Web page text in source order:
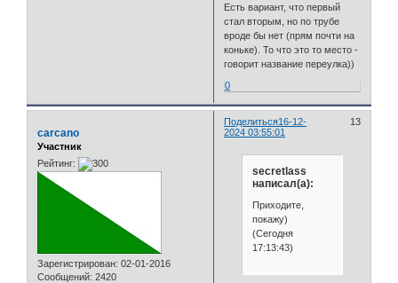
Есть вариант, что первый
стал вторым, но по трубе
вроде бы нет (прям почти на
коньке). То что это то место -
говорит название переулка))
0
Поделиться 13
16-12-
2024 03:55:01
carcano
Участник
Рейтинг:
Зарегистрирован: 02-01-2016
Сообщений: 2420
secretlass
написал(а):
Приходите,
покажу)
(Сегодня
17:13:43)